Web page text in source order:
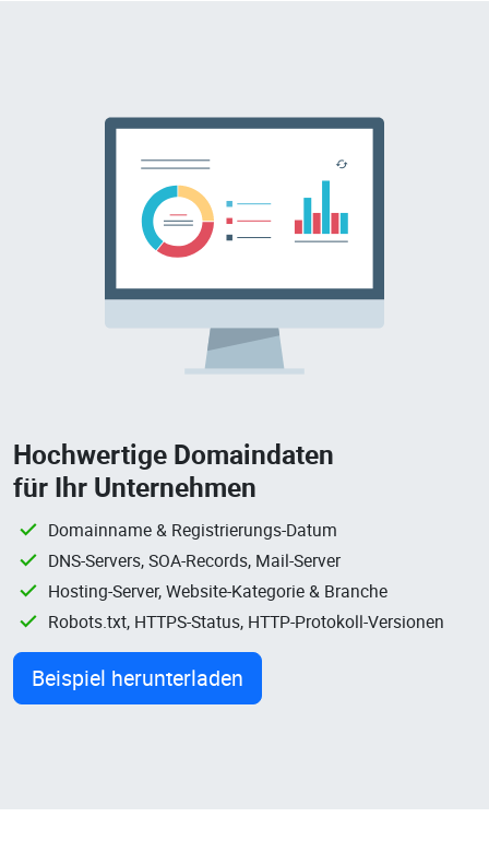
Hochwertige Domaindaten
für Ihr Unternehmen
Domainname & Registrierungs-Datum
DNS-Servers, SOA-Records, Mail-Server
Hosting-Server, Website-Kategorie & Branche
Robots.txt, HTTPS-Status, HTTP-Protokoll-Versionen
Beispiel herunterladen